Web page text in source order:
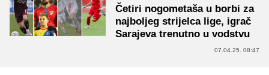
Četiri nogometaša u borbi za
najboljeg strijelca lige, igrač
Sarajeva trenutno u vodstvu
07.04.25. 08:47